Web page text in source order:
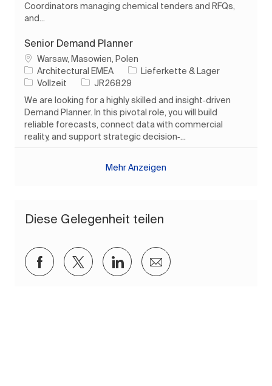
Coordinators managing chemical tenders and RFQs,
and...
Senior Demand Planner
Ort Warsaw, Masowien, Polen
Architectural EMEA
Kategorie
Lieferkette & Lager
Auftragstyp
Vollzeit Auftrags-ID
JR26829
We are looking for a highly skilled and insight‑driven
Demand Planner. In this pivotal role, you will build
reliable forecasts, connect data with commercial
reality, and support strategic decision‑...
Mehr Anzeigen
Diese Gelegenheit teilen
Über Facebook teilen
Über Twitter teilen
Über LinkedIn teilen
Per E-Mail teilen